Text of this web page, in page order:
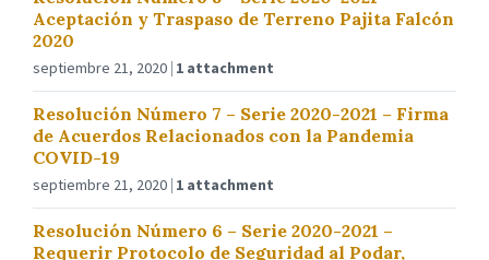
Aceptación y Traspaso de Terreno Pajita Falcón
2020
septiembre 21, 2020 1 attachment
Resolución Número 7 – Serie 2020-2021 – Firma
de Acuerdos Relacionados con la Pandemia
COVID-19
septiembre 21, 2020 1 attachment
Resolución Número 6 – Serie 2020-2021 –
Requerir Protocolo de Seguridad al Podar,